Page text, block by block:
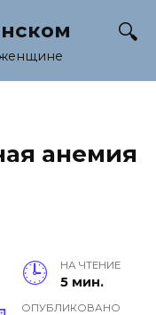
женщине
анемия
НА ЧТЕНИЕ
5 мин.
ОПУБЛИКОВАНО